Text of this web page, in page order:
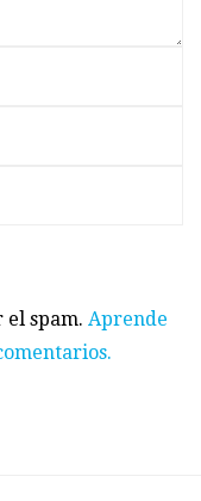
spam. Aprende